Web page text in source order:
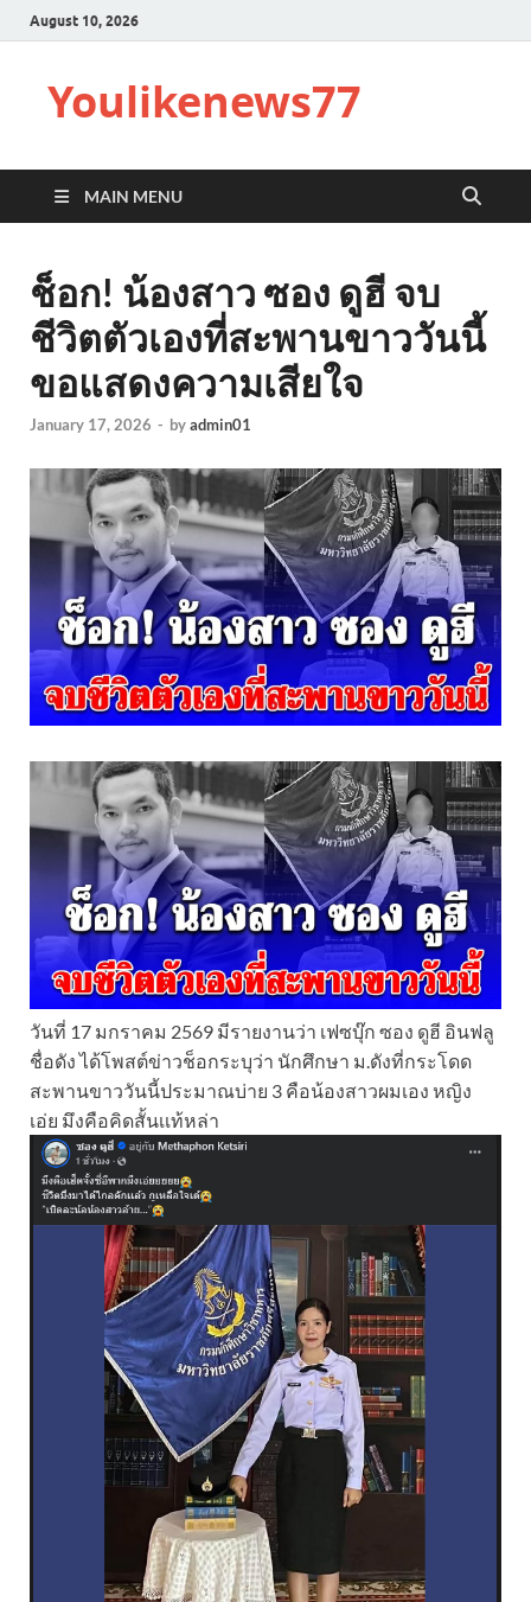
August 10, 2026
Youlikenews77
MAIN MENU
ช็อก! น้องสาว ซอง ดูฮี จบ
ชีวิตตัวเองที่สะพานขาววันนี้
ขอแสดงความเสียใจ
January 17, 2026 - byadmin01
วันที่ 17 มกราคม 2569 มีรายงานว่า เฟซบุ๊ก ซอง ดูฮี อินฟลู
ชื่อดัง ได้โพสต์ข่าวช็อกระบุว่า นักศึกษา ม.ดังที่กระโดด
สะพานขาววันนี้ประมาณบ่าย 3 คือน้องสาวผมเอง หญิง
เอ่ย มึงคือคิดสั้นเเท้หล่า